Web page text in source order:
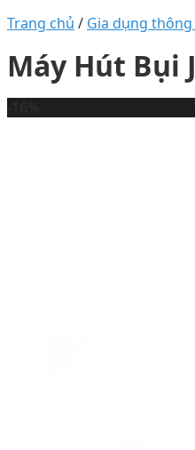
Trang chủ / Gia dụng
Máy Hút Bụi